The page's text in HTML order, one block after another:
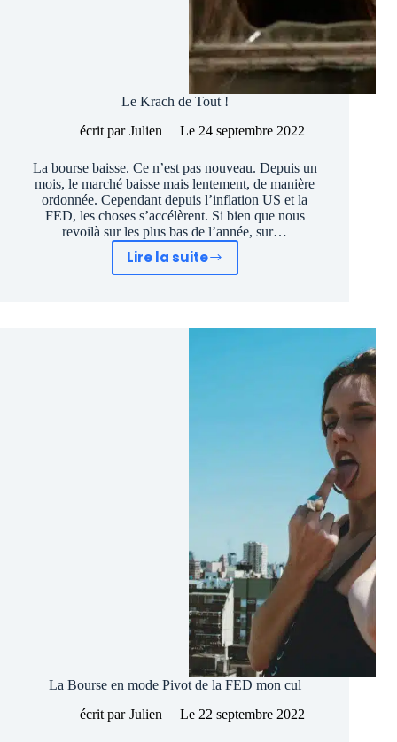
Le Krach de Tout !
écrit par Julien Le 24 septembre 2022
La bourse baisse. Ce n’est pas nouveau. Depuis un
mois, le marché baisse mais lentement, de manière
ordonnée. Cependant depuis l’inflation US et la
FED, les choses s’accélèrent. Si bien que nous
revoilà sur les plus bas de l’année, sur…
Lire la suite
Le
Tout
La Bourse en mode Pivot de la FED mon cul
écrit par Julien Le 22 septembre 2022